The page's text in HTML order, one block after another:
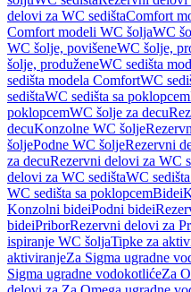
delovi za WC sedištaComfort
Comfort modeli WC šoljaWC
WC šolje, povišeneWC šolje,
šolje, produženeWC sedišta
sedišta modela ComfortWC
sedištaWC sedišta sa poklopcem
poklopcemWC šolje za decu
decuKonzolne WC šolje
šoljePodne WC šoljeRezervni
za decuRezervni delovi za WC
delovi za WC sedištaWC
WC sedišta sa poklopcemBidei
Konzolni bideiPodni bidei
bideiPriborRezervni delovi za
ispiranje WC šoljaTipke za
aktiviranjeZa Sigma ugradne
Sigma ugradne vodokotlićeZa